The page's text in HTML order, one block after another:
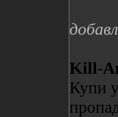
Kill-
Купи